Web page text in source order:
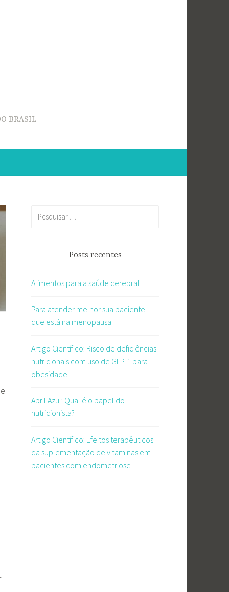
BRASIL
Posts recentes
Alimentos para a saúde cerebral
Para atender melhor sua paciente
que está na menopausa
Artigo Científico: Risco de deficiências
nutricionais com uso de GLP-1 para
obesidade
Abril Azul: Qual é o papel do
nutricionista?
Artigo Científico: Efeitos terapêuticos
da suplementação de vitaminas em
pacientes com endometriose